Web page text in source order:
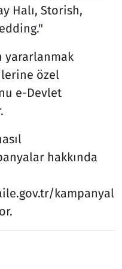
Halı, Storish,
yararlanmak
özel
e-Devlet
hakkında
kampanyal